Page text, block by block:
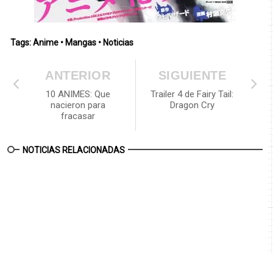
Tags:Anime • Mangas • Noticias
SIGUIENTE
Trailer 4 de Fairy Tail:
Dragon Cry
ANTERIOR
10 ANIMES: Que
nacieron para
fracasar
NOTICIAS RELACIONADAS